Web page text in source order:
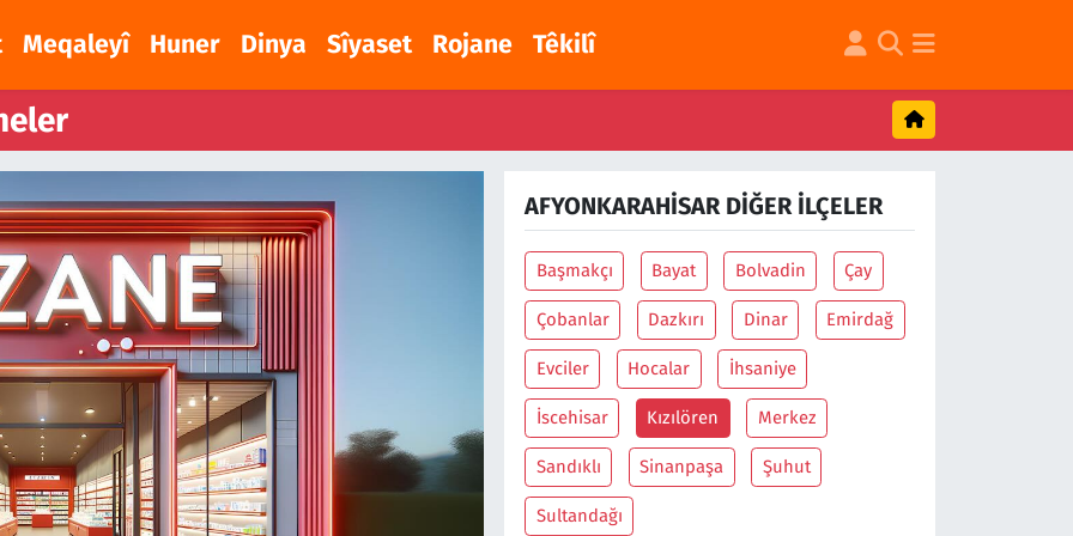
Meqaleyî Huner Dinya Sîyaset Rojane Têkilî
AFYONKARAHISAR DIĞER İLÇELER
Başmakçı Bayat Bolvadin Çay
Çobanlar Dazkırı Dinar Emirdağ
Evciler Hocalar İhsaniye
İscehisar Kızılören Merkez
Sandıklı Sinanpaşa Şuhut
Sultandağı